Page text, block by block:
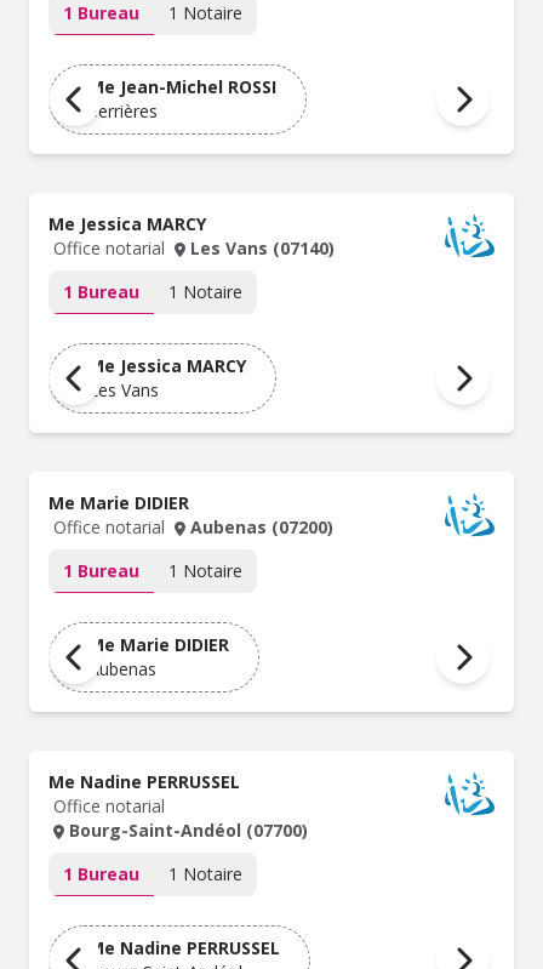
1 Bureau
1 Notaire
Me Jean-Michel ROSSI
Serrières
Me Jessica MARCY
Office notarial
Les Vans (07140)
1 Bureau
1 Notaire
Me Jessica MARCY
Les Vans
Me Marie DIDIER
Office notarial
Aubenas (07200)
1 Bureau
1 Notaire
Me Marie DIDIER
Aubenas
Me Nadine PERRUSSEL
Office notarial
Bourg-Saint-Andéol (07700)
1 Bureau
1 Notaire
Me Nadine PERRUSSEL